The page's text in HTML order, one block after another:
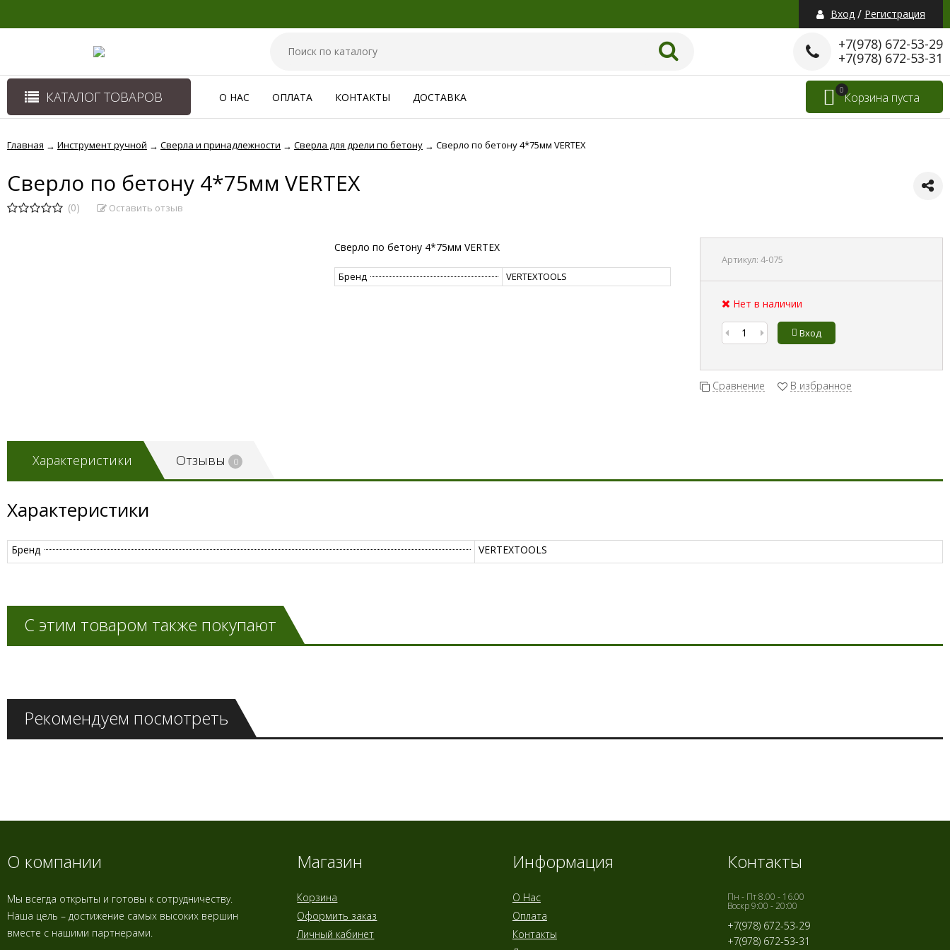
Вход / Регистрация
+7(978) 672-53-29
+7(978) 672-53-31
КАТАЛОГ ТОВАРОВ Корзина пуста
0
О НАС ОПЛАТА КОНТАКТЫ ДОСТАВКА
Главная → Инструмент ручной → Сверла и принадлежности → Сверла для дрели по бетону → Сверло по бетону 4*75мм VERTEX
Сверло по бетону 4*75мм VERTEX
(0) Оставить отзыв
Артикул: 4-075
Нет в наличии
Вход
Сравнение В избранное
Сверло по бетону 4*75мм VERTEX
Бренд VERTEXTOOLS
Характеристики Отзывы 0
Характеристики
Бренд VERTEXTOOLS
С этим товаром также покупают
Рекомендуем посмотреть
О компании
Мы всегда открыты и готовы к сотрудничеству.
Наша цель – достижение самых высоких вершин
вместе с нашими партнерами.
Магазин
Корзина
Оформить заказ
Личный кабинет
Информация
О Нас
Оплата
Контакты
Контакты
Пн - Пт 8.00 - 16.00
Воскр 9:00 - 20:00
+7(978) 672-53-29
+7(978) 672-53-31